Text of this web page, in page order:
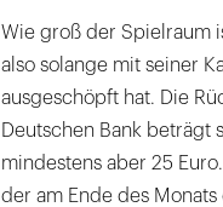
Wie groß der Spielraum
also solange mit seiner
ausgeschöpft hat. Die
Deutschen Bank beträgt
mindestens aber 25
der am Ende des